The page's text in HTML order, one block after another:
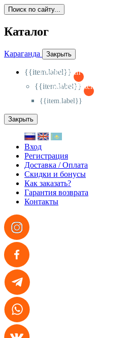
Поиск по сайту...
Каталог
Караганда Закрыть
{{item.label}}
{{activeItem==item.id?'-
{{item.label}}
{{activeSubitem==item.id?'-
{{item.label}}
Закрыть
Вход
Регистрация
Доставка / Оплата
Скидки и бонусы
Как заказать?
Гарантия возврата
Контакты